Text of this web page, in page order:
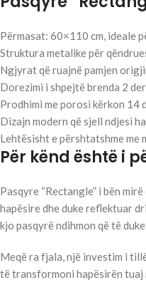
Përmasat: 60×110 cm, ideale
Struktura metalike për
Ngjyrat që ruajnë pamjen
Dorezimi i shpejtë brenda 2
Prodhimi me porosi kërkon 14
Dizajn modern që sjell ndjesi
Lehtësisht e përshtatshme me
Për kënd është i
Pasqyre “Rectangle” i bën
hapësire dhe duke reflektuar
kjo pasqyrë ndihmon që të
Meqë ra fjala, një investim i
të transformoni hapësirën tuaj